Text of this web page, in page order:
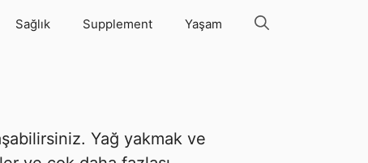
Sağlık Supplement Yaşam
Yağ yakmak ve